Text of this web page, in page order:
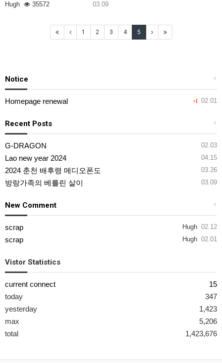
Hugh 35572 03.09
1 2 3 4 5
+
Notice
+1 02.01
Homepage renewal
+
Recent Posts
02.03
G-DRAGON
04.15
Lao new year 2024
03.26
2024 춘천 배후령 메디오폰도
03.09
방랑가족의 베를린 살이
+
New Comment
Hugh 02.12
scrap
Hugh 02.01
scrap
Vistor Statistics
current connect
15
today
347
yesterday
1,423
max
5,206
total
1,423,676